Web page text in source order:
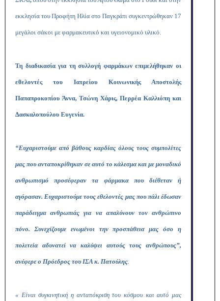
εκκλησία του Προφήτη Ηλία στο Παγκράτι συγκεντρώθηκαν 17
μεγάλοι σάκοι με φαρμακευτικό και υγειονομικό υλικό.
Τη διαδικασία για τη συλλογή φαρμάκων επιμελήθηκαν οι
εθελοντές του Ιατρείου Κοινωνικής Αποστολής
Παπαπροκοπίου Άννα, Τσώνη Χάρις, Περρέα Καλλιόπη και
Δασκαλοπούλου Ευγενία.
“Ευχαριστούμε από βάθους καρδίας όλους τους συμπολίτες
μας που ανταποκρίθηκαν σε αυτό το κάλεσμα και με μοναδικό
ανθρωπισμό προσέφεραν τα φάρμακα που διέθεταν ή
αγόρασαν. Ευχαριστούμε τους εθελοντές μας που πάλι έδωσαν
παράδειγμα ανθρωπιάς για να απαλύνουν τον ανθρώπινο
πόνο. Συνεχίζουμε ενωμένοι την προσπάθεια μας όσο η
πολιτεία αδυνατεί να καλύψει αυτούς τους ανθρώπους”,
ανέφερε ο Πρόεδρος του ΙΣΑ κ. Πατούλης.
« Είναι συγκινητική η ανταπόκριση του κόσμου και αυτό μας